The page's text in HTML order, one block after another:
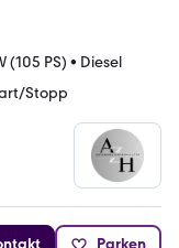
(105 PS) • Diesel
Stopp
Parken